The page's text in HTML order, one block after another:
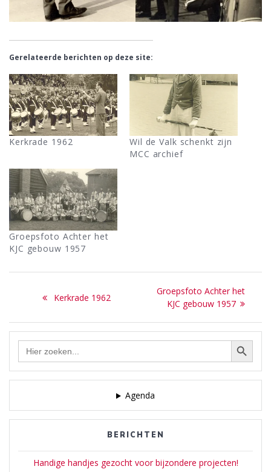
Gerelateerde berichten op deze site:
Kerkrade 1962
Wil de Valk schenkt zijn
MCC archief
Groepsfoto Achter het
KJC gebouw 1957
navigatie
Previous
Kerkrade 1962
Next
post:
Groepsfoto Achter het
KJC gebouw 1957
Zoek Zoekknop
Agenda
BERICHTEN
Handige handjes gezocht voor bijzondere projecten!